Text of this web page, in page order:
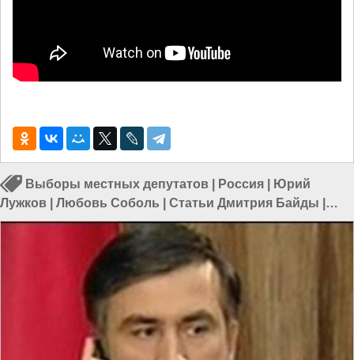
Выборы местных депутатов Россия
Юрий
Лужков
Любовь Соболь Статьи Дмитрия Байды
Народовластие|Пятая колонна в России|Власть в РФ